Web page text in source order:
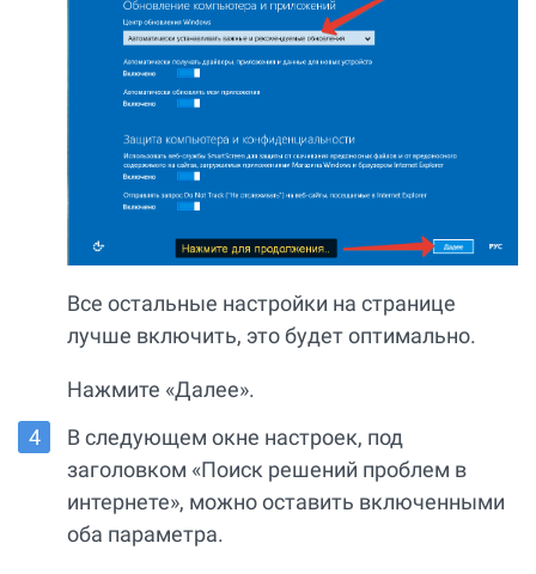
Все остальные настройки на странице
лучше включить, это будет оптимально.
Нажмите «Далее».
В следующем окне настроек, под
заголовком «Поиск решений проблем в
интернете», можно оставить включенными
оба параметра.